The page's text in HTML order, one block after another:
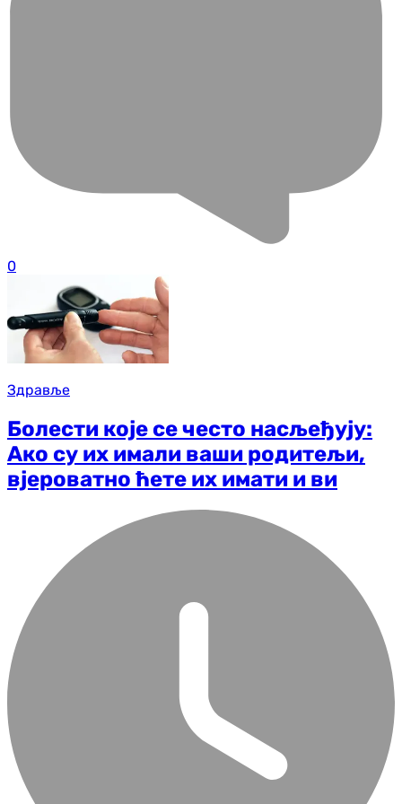
0
Здравље
Болести које се често насљеђују:
Ако су их имали ваши родитељи,
вјероватно ћете их имати и ви